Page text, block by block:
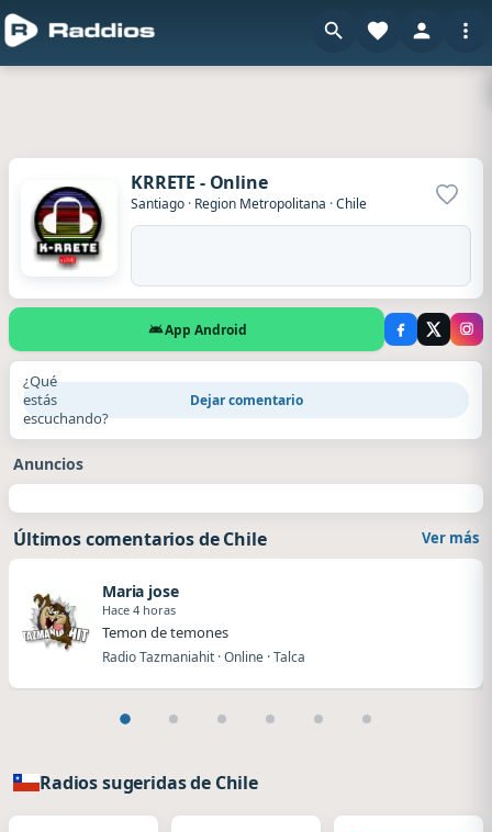
KRRETE - Online
Santiago · Region Metropolitana ·Chile
App Android
¿Qué
estás
escuchando?
Dejar comentario
Anuncios
Últimos comentarios de Chile Ver más
Maria jose
Hace 4 horas
Temon de temones
Radio Tazmaniahit · Online · Talca
Radios sugeridas de Chile